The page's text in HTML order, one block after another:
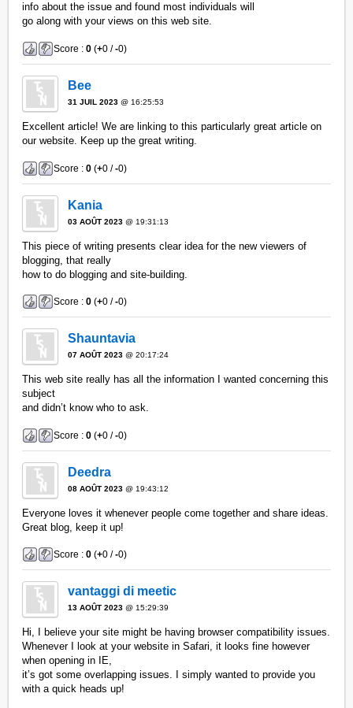
info about the issue and found most individuals will
go along with your views on this web site.
Score :0 (+0 /-0)
Bee
31 JUIL 2023 @ 16:25:53
Excellent article! We are linking to this particularly great article on
our website. Keep up the great writing.
Score :0 (+0 /-0)
Kania
03 AOÛT 2023 @ 19:31:13
This piece of writing presents clear idea for the new viewers of
blogging, that really
how to do blogging and site-building.
Score :0 (+0 /-0)
Shauntavia
07 AOÛT 2023 @ 20:17:24
This web site really has all the information I wanted concerning this
subject
and didn’t know who to ask.
Score :0 (+0 /-0)
Deedra
08 AOÛT 2023 @ 19:43:12
Everyone loves it whenever people come together and share ideas.
Great blog, keep it up!
Score :0 (+0 /-0)
vantaggi di meetic
13 AOÛT 2023 @ 15:29:39
Hi, I believe your site might be having browser compatibility issues.
Whenever I look at your website in Safari, it looks fine however
when opening in IE,
it’s got some overlapping issues. I simply wanted to provide you
with a quick heads up!